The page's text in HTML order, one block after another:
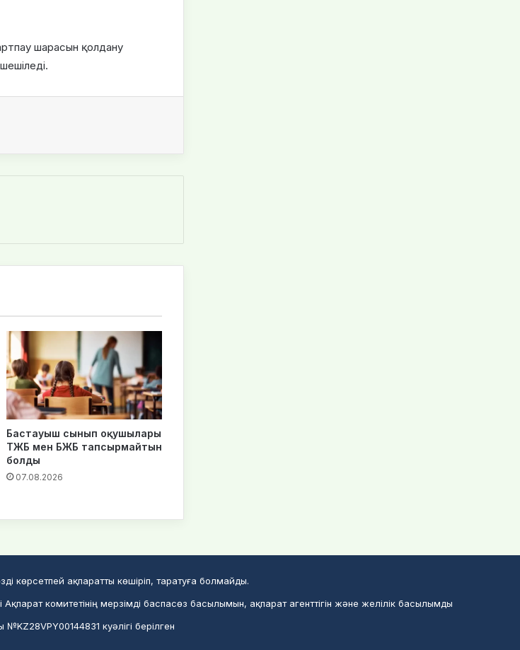
шарасын қолдану
Бастауыш сынып оқушылары
ТЖБ мен БЖБ тапсырмайтын
болды
07.08.2026
көрсетпей ақпаратты көшіріп, таратуға болмайды.
комитетінің мерзімді баспасөз басылымын, ақпарат агенттігін және желілік басылымды
куәлігі берілген